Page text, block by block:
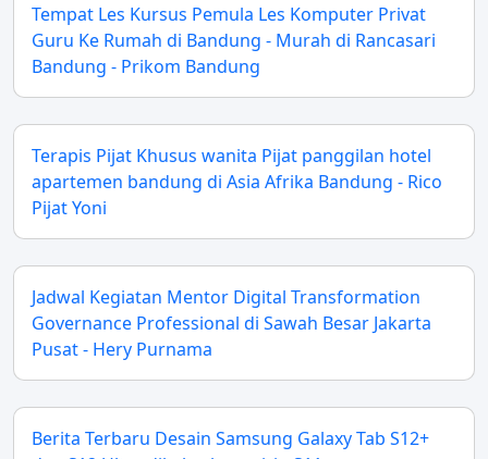
Tempat Les Kursus Pemula Les Komputer Privat
Guru Ke Rumah di Bandung - Murah di Rancasari
Bandung - Prikom Bandung
Terapis Pijat Khusus wanita Pijat panggilan hotel
apartemen bandung di Asia Afrika Bandung - Rico
Pijat Yoni
Jadwal Kegiatan Mentor Digital Transformation
Governance Professional di Sawah Besar Jakarta
Pusat - Hery Purnama
Berita Terbaru Desain Samsung Galaxy Tab S12+